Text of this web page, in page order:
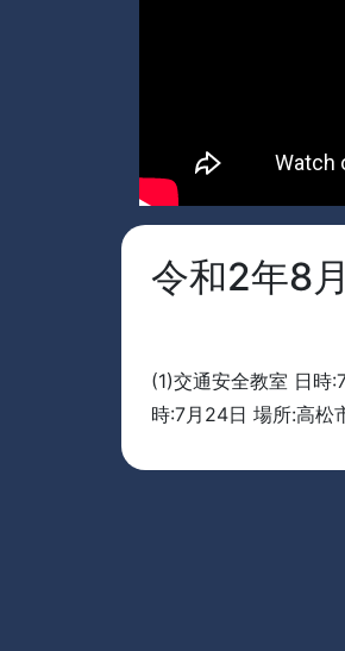
令和2年8
(1)交通安全教室 日時
時:7月24日 場所:高松